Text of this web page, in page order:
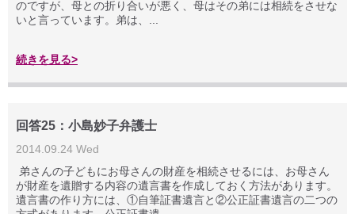
のですが、母との折り合いが悪く、母はその弟には相続をさせな
いと言っています。弟は、...
続きを見る>
回答25：小島妙子弁護士
2014.09.24 Wed
弟さんの子どもにお母さんの財産を相続させるには、お母さん
が財産を遺贈する内容の遺言書を作成しておく方法があります。
遺言書の作り方には、①自筆証書遺言と②公正証書遺言の二つの